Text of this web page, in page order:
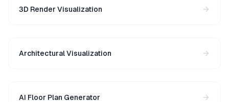
3D Render Visualization
Architectural Visualization
AI Floor Plan Generator